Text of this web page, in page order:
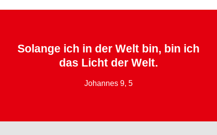
Solange ich in der Welt bin, bin ich
das Licht der Welt.
Johannes 9, 5